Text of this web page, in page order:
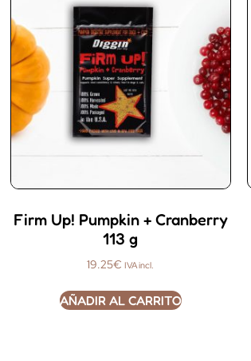
Firm Up! Pumpkin + Cranberry
113 g
19.25€ IVA incl.
AÑADIR AL CARRITO